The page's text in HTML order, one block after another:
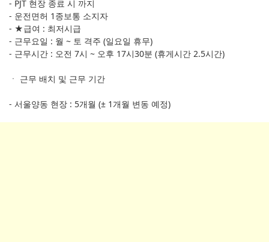
- PJT 현장 종료 시 까지
- 운전면허 1종보통 소지자
- ★급여 : 최저시급
- 근무요일 : 월 ~ 토 격주 (일요일 휴무)
- 근무시간 : 오전 7시 ~ 오후 17시30분 (휴게시간 2.5시간)
ㆍ 근무 배치 및 근무 기간
- 서울양동 현장 : 5개월 (± 1개월 변동 예정)